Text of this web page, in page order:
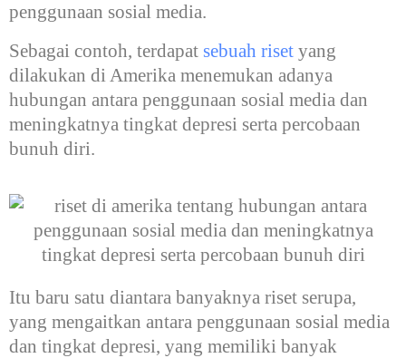
penggunaan sosial media.
Sebagai contoh, terdapat sebuah riset yang
dilakukan di Amerika menemukan adanya
hubungan antara penggunaan sosial media dan
meningkatnya tingkat depresi serta percobaan
bunuh diri.
Itu baru satu diantara banyaknya riset serupa,
yang mengaitkan antara penggunaan sosial media
dan tingkat depresi, yang memiliki banyak